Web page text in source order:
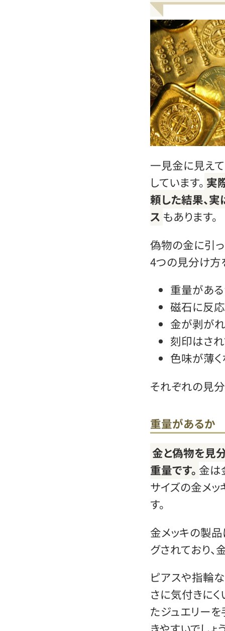
一見金に見え
しています。 実
頼した結果、
ス もあります。
偽物の金に引
4つの見分け方
重量があ
磁石に反
金が剥が
刻印はさ
色味が薄
それぞれの見
重量があるか
金と偽物を見
重量です。 金は
サイズの金メ
す。
金メッキの製
グされており、
ピアスや指輪
さに気付きに
たジュエリー